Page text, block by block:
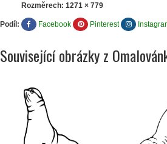
Rozměrech: 1271 × 779
Podíl: Facebook Pinterest
Související obrázky z